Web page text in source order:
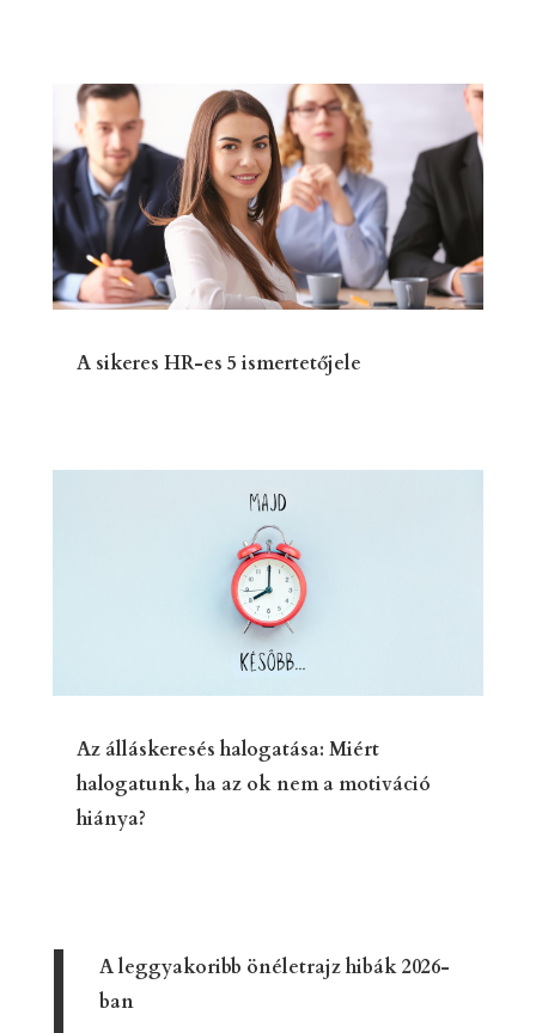
A sikeres HR-es 5 ismertetőjele
Az álláskeresés halogatása: Miért
halogatunk, ha az ok nem a motiváció
hiánya?
A leggyakoribb önéletrajz hibák 2026-
ban